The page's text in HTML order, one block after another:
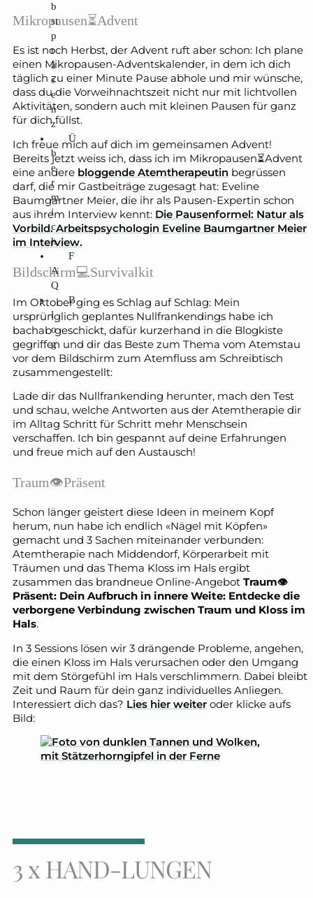
b
st
p
r
ä
s
e
n
z
Ü
b
e
r
m
i
c
h
F
A
Q
B
l
o
g
Mikropausen⏳Advent
Es ist noch Herbst, der Advent ruft aber schon: Ich plane
einen Mikropausen-Adventskalender, in dem ich dich
täglich zu einer Minute Pause abhole und mir wünsche,
dass du die Vorweihnachtszeit nicht nur mit lichtvollen
Aktivitäten, sondern auch mit kleinen Pausen für ganz
für dich füllst.
Ich freue mich auf dich im gemeinsamen Advent!
Bereits jetzt weiss ich, dass ich im Mikropausen⏳Advent
eine andere bloggende Atemtherapeutin begrüssen
darf, die mir Gastbeiträge zugesagt hat: Eveline
Baumgartner Meier, die ihr als Pausen-Expertin schon
aus ihrem Interview kennt: Die Pausenformel: Natur als
Vorbild. Arbeitspsychologin Eveline Baumgartner Meier
im Interview.
Bildschirm💻Survivalkit
Im Oktober ging es Schlag auf Schlag: Mein
ursprünglich geplantes Nullfrankendings habe ich
bachab geschickt, dafür kurzerhand in die Blogkiste
gegriffen und dir das Beste zum Thema vom Atemstau
vor dem Bildschirm zum Atemfluss am Schreibtisch
zusammengestellt:
Lade dir das Nullfrankending herunter, mach den Test
und schau, welche Antworten aus der Atemtherapie dir
im Alltag Schritt für Schritt mehr Menschsein
verschaffen. Ich bin gespannt auf deine Erfahrungen
und freue mich auf den Austausch!
Traum👁Präsent
Schon länger geistert diese Ideen in meinem Kopf
herum, nun habe ich endlich «Nägel mit Köpfen»
gemacht und 3 Sachen miteinander verbunden:
Atemtherapie nach Middendorf, Körperarbeit mit
Träumen und das Thema Kloss im Hals ergibt
zusammen das brandneue Online-Angebot Traum👁
Präsent: Dein Aufbruch in innere Weite: Entdecke die
verborgene Verbindung zwischen Traum und Kloss im
Hals.
In 3 Sessions lösen wir 3 drängende Probleme, angehen,
die einen Kloss im Hals verursachen oder den Umgang
mit dem Störgefühl im Hals verschlimmern. Dabei bleibt
Zeit und Raum für dein ganz individuelles Anliegen.
Interessiert dich das? Lies hier weiter oder klicke aufs
Bild:
3 x HAND-LUNGEN